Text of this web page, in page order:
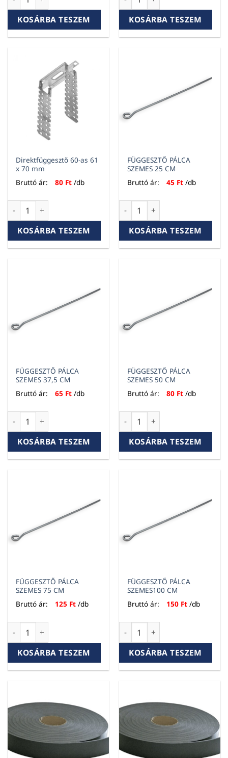
KOSÁRBA TESZEM KOSÁRBA TESZEM
Direktfüggesztő 60-as 61
x 70 mm
Bruttó ár:
80 Ft /db
Direktfüggesztő 60-as 61 x 70 mm mennyiség
KOSÁRBA TESZEM
FÜGGESZTŐ PÁLCA
SZEMES 25 CM
Bruttó ár:
45 Ft /db
FÜGGESZTŐ PÁLCA SZEMES
KOSÁRBA TESZEM
FÜGGESZTŐ PÁLCA
SZEMES 37,5 CM
Bruttó ár:
65 Ft /db
FÜGGESZTŐ PÁLCA SZEMES 37,5 CM mennyiség
KOSÁRBA TESZEM
FÜGGESZTŐ PÁLCA
SZEMES 50 CM
Bruttó ár:
80 Ft /db
FÜGGESZTŐ PÁLCA SZEMES
KOSÁRBA TESZEM
FÜGGESZTŐ PÁLCA
SZEMES 75 CM
Bruttó ár:
125 Ft /db
FÜGGESZTŐ PÁLCA SZEMES 75 CM mennyiség
KOSÁRBA TESZEM
FÜGGESZTŐ PÁLCA
SZEMES100 CM
Bruttó ár:
150 Ft /db
FÜGGESZTŐ PÁLCA
KOSÁRBA TESZEM